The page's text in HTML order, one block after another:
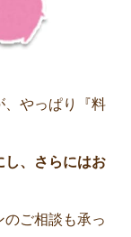
、やっぱり『料
し、さらにはお
ご相談も承っ